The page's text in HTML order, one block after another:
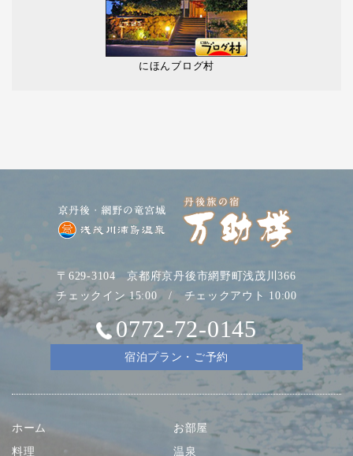
にほんブログ村
〒629-3104 京都府京丹後市網野町浅茂川366
チェックイン 15:00 / チェックアウト 10:00
0772-72-0145
宿泊プラン・ご予約
ホーム
お部屋
料理
温泉